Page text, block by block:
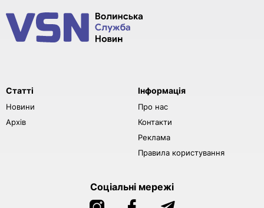
Статті
Новини
Архів
Інформація
Про нас
Контакти
Реклама
Правила користування
Соціальні мережі